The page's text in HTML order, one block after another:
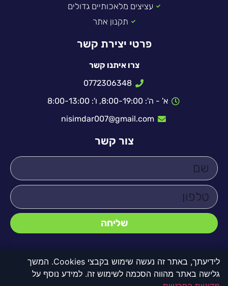
לידיעתך, באתר זה נעשה שימוש בקבצי Cookies. המשך
גלישה באתר מהווה הסכמה לשימוש זה. למידע נוסף על
עציצים מלאכותיים גדולים
תקנון אתר
פרטי יצירת קשר
צרו איתנו קשר
0772306348
א' - ה': 8:00-19:00, ו': 8:00-13:00
nisimdar007@gmail.com
צור קשר
שליחה
© כל הזכויות שמורות לדקו 2000